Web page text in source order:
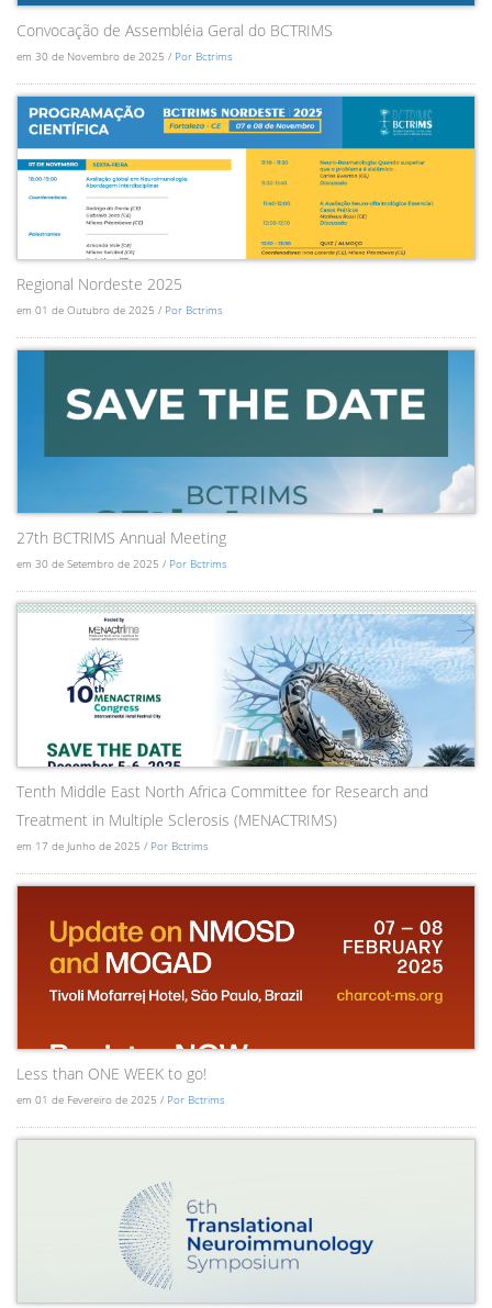
Convocação de Assembléia Geral do BCTRIMS
em 30 de Novembro de 2025 / Por Bctrims
Regional Nordeste 2025
em 01 de Outubro de 2025 / Por Bctrims
27th BCTRIMS Annual Meeting
em 30 de Setembro de 2025 / Por Bctrims
Tenth Middle East North Africa Committee for Research and
Treatment in Multiple Sclerosis (MENACTRIMS)
em 17 de Junho de 2025 / Por Bctrims
Less than ONE WEEK to go!
em 01 de Fevereiro de 2025 / Por Bctrims